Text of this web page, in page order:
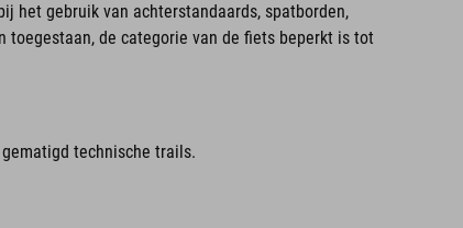
het gebruik van achterstandaards, spatborden,
toegestaan, de categorie van de fiets beperkt is tot
technische trails.